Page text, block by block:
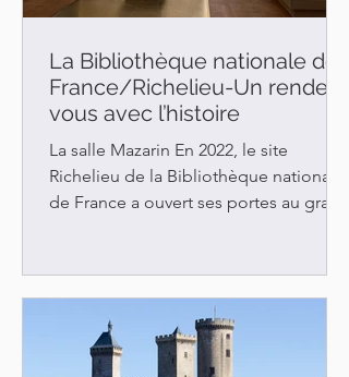
La Bibliothèque nationale de
France/Richelieu-Un rendez-
vous avec l’histoire
La salle Mazarin En 2022, le site
Richelieu de la Bibliothèque nationale
de France a ouvert ses portes au grand